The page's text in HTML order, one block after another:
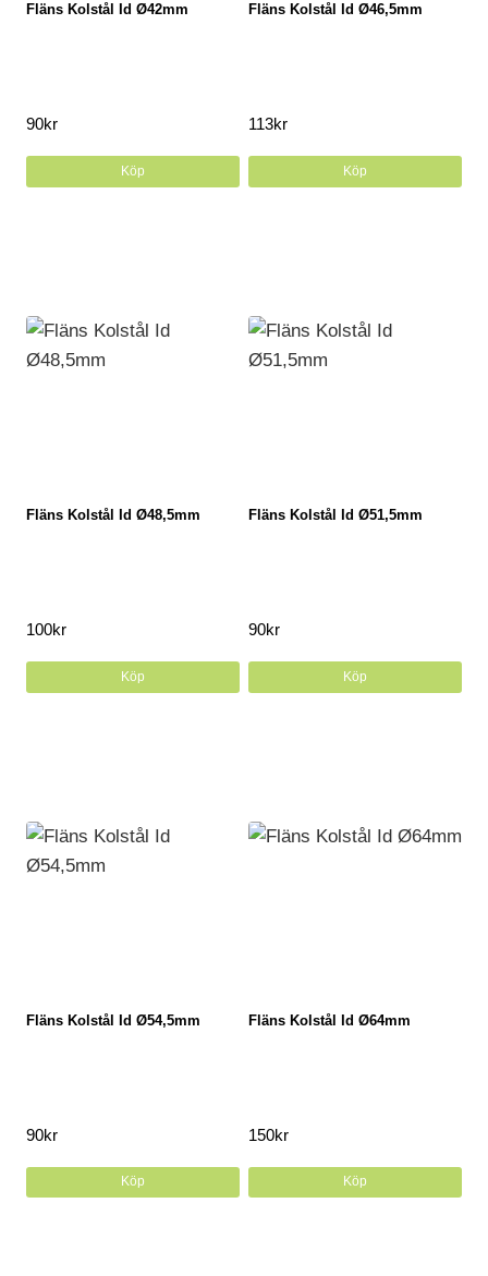
Fläns Kolstål Id Ø42mm
90kr
Köp
Fläns Kolstål Id Ø46,5mm
113kr
Köp
Fläns Kolstål Id Ø48,5mm
100kr
Köp
Fläns Kolstål Id Ø51,5mm
90kr
Köp
Fläns Kolstål Id Ø54,5mm
90kr
Köp
Fläns Kolstål Id Ø64mm
150kr
Köp